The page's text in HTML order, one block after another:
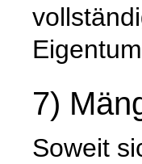
7)
Soweit